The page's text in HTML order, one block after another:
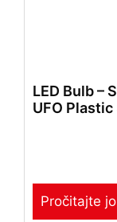
LED Bulb –
UFO
Pročitajte